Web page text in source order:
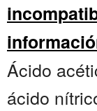
Ácido
ácido